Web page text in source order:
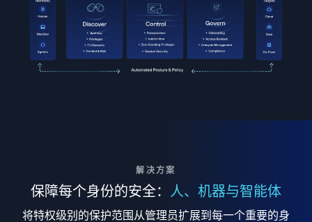
解决方案
保障每个身份的安全： 人、机器与智能体
将特权级别的保护范围从管理员扩展到每一个重要的身